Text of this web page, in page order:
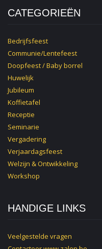
CATEGORIEËN
Bedrijfsfeest
Communie/Lentefeest
Doopfeest / Baby borrel
Huwelijk
Jubileum
Koffietafel
Receptie
Seminarie
Vergadering
Verjaardagsfeest
Welzijn & Ontwikkeling
Workshop
HANDIGE LINKS
Veelgestelde vragen